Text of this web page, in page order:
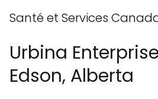
Santé et Services
Urbina
Edson, Alberta